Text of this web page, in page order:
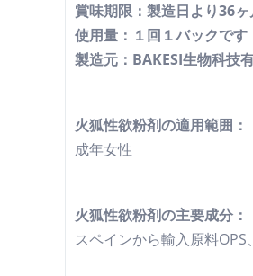
賞味期限：製造日より36ヶ
使用量：１回１バックです
製造元：BAKESI生物科技
火狐性欲粉剤の適用範囲：
成年女性
火狐性欲粉剤の主要成分：
スペインから輸入原料